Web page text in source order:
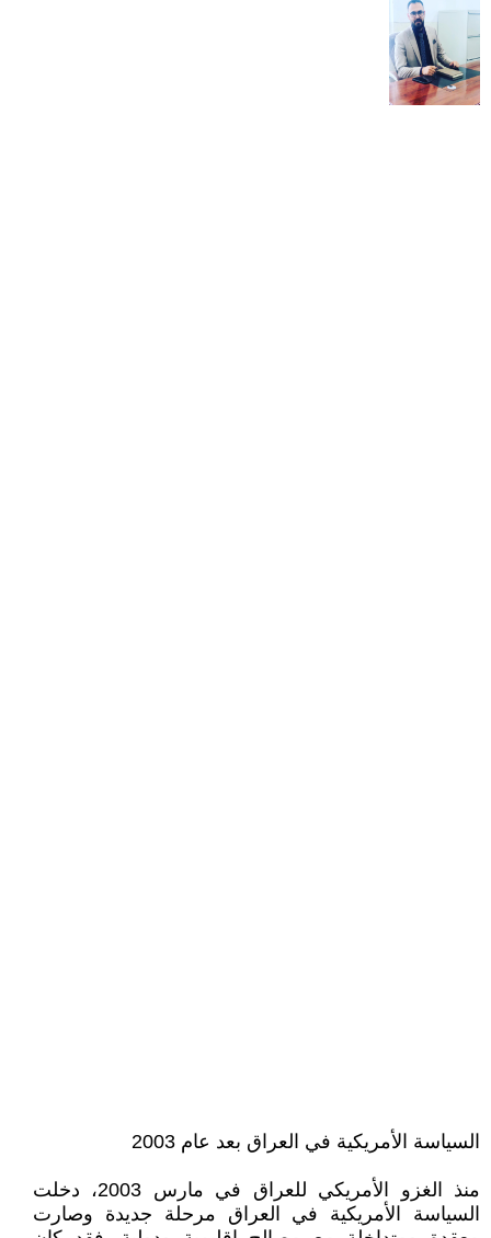
السياسة الأمريكية في العراق بعد عام 2003
منذ الغزو الأمريكي للعراق في مارس 2003، دخلت
السياسة الأمريكية في العراق مرحلة جديدة وصارت